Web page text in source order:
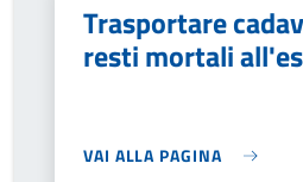
Trasportare
resti mortali
VAI ALLA PAGINA